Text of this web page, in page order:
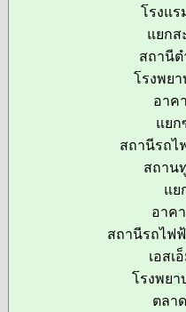
โรงแร
แยกส
สถานีต
โรงพยา
อาค
แยก
สถานีรถไ
สถาน
แย
อาค
สถานีรถไฟ
เอสเ
โรงพย
ตลา